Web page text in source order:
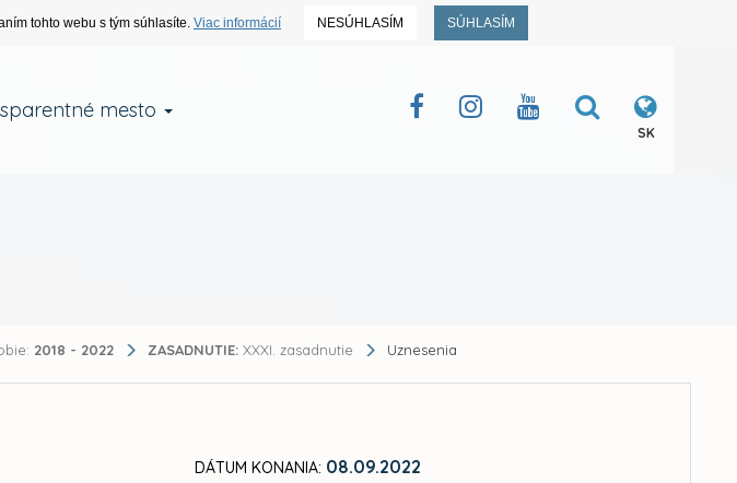
tohto webu s tým súhlasíte. Viac informácií NESÚHLASÍM SÚHLASÍM
mesto
SK
2018 - 2022 ZASADNUTIE: XXXI. zasadnutie Uznesenia
DÁTUM KONANIA: 08.09.2022